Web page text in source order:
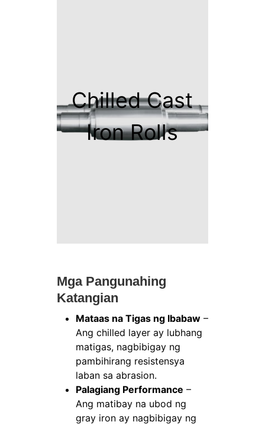
Chilled Cast
Iron Rolls
Mga Pangunahing
Katangian
Mataas na Tigas ng Ibabaw–
Ang chilled layer ay lubhang
matigas, nagbibigay ng
pambihirang resistensya
laban sa abrasion.
Palagiang Performance –
Ang matibay na ubod ng
gray iron ay nagbibigay ng